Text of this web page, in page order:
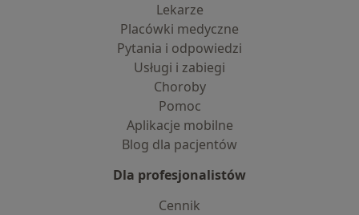
Lekarze
Placówki medyczne
Pytania i odpowiedzi
Usługi i zabiegi
Choroby
Pomoc
Aplikacje mobilne
Blog dla pacjentów
Dla profesjonalistów
Cennik